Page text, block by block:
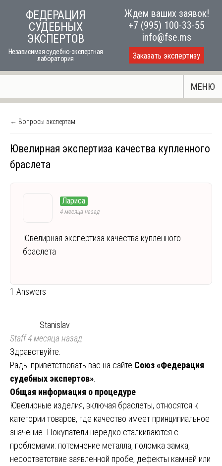
ФЕДЕРАЦИЯ
СУДЕБНЫХ
ЭКСПЕРТОВ
Независимая судебно-экспертная
лаборатория
Ждем ваших заявок!
+7 (995) 100-33-55
info@fse.ms
Заказать экспертизу
МЕНЮ
← Вопросы экспертам
Ювелирная экспертиза качества купленного
браслета
Лариса
4 месяца назад
Ювелирная экспертиза качества купленного
браслета
1 Answers
Stanislav
Staff4 месяца назад
Здравствуйте.
Рады приветствовать вас на сайте Союз «Федерация
судебных экспертов»
Общая информация о процедуре
Ювелирные изделия, включая браслеты, относятся к
категории товаров, где качество имеет принципиальное
значение. Покупатели нередко сталкиваются с
проблемами: потемнение металла, поломка замка,
несоответствие заявленной пробе, дефекты камней или